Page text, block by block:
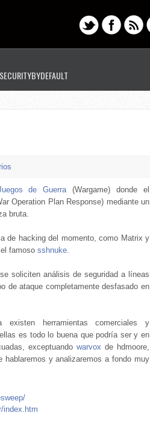
de Guerra(Wargame) donde el
Operation Plan Response) mediante un
bruta.
de hacking del momento, como Matrix y
famoso sshnuke.
soliciten análisis de seguridad a líneas
de ataque completamente desfasado en
herramientas comerciales y
es todo lo buena que podría ser y en
exceptuando warvox de hdmoore,
y analizaremos a fondo muy
index.htm